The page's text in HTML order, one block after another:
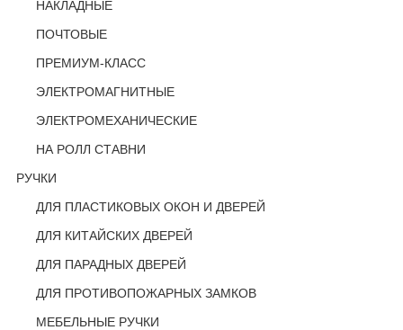
НАКЛАДНЫЕ
ПОЧТОВЫЕ
ПРЕМИУМ-КЛАСС
ЭЛЕКТРОМАГНИТНЫЕ
ЭЛЕКТРОМЕХАНИЧЕСКИЕ
НА РОЛЛ СТАВНИ
РУЧКИ
ДЛЯ ПЛАСТИКОВЫХ ОКОН И ДВЕРЕЙ
ДЛЯ КИТАЙСКИХ ДВЕРЕЙ
ДЛЯ ПАРАДНЫХ ДВЕРЕЙ
ДЛЯ ПРОТИВОПОЖАРНЫХ ЗАМКОВ
МЕБЕЛЬНЫЕ РУЧКИ